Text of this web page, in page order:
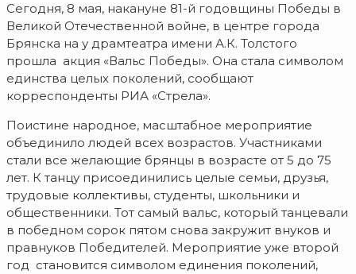
Сегодня, 8 мая, накануне 81-й годовщины Победы в
Великой Отечественной войне, в центре города
Брянска на у драмтеатра имени А.К. Толстого
прошла акция «Вальс Победы». Она стала символом
единства целых поколений, сообщают
корреспонденты РИА «Стрела».
Поистине народное, масштабное мероприятие
объединило людей всех возрастов. Участниками
стали все желающие брянцы в возрасте от 5 до 75
лет. К танцу присоединились целые семьи, друзья,
трудовые коллективы, студенты, школьники и
общественники. Тот самый вальс, который танцевали
в победном сорок пятом снова закружит внуков и
правнуков Победителей. Мероприятие уже второй
год становится символом единения поколений,